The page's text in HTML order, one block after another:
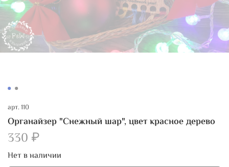
арт.110
Органайзер "Снежный шар", цвет красное дерево
330 ₽
Нет в наличии